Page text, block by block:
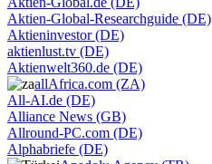
Aktien-Global-Researchguide (DE)
Aktieninvestor (DE)
aktienlust.tv (DE)
Aktienwelt360.de (DE)
allAfrica.com (ZA)
All-AI.de (DE)
Alliance News (GB)
Allround-PC.com (DE)
Alphabriefe (DE)